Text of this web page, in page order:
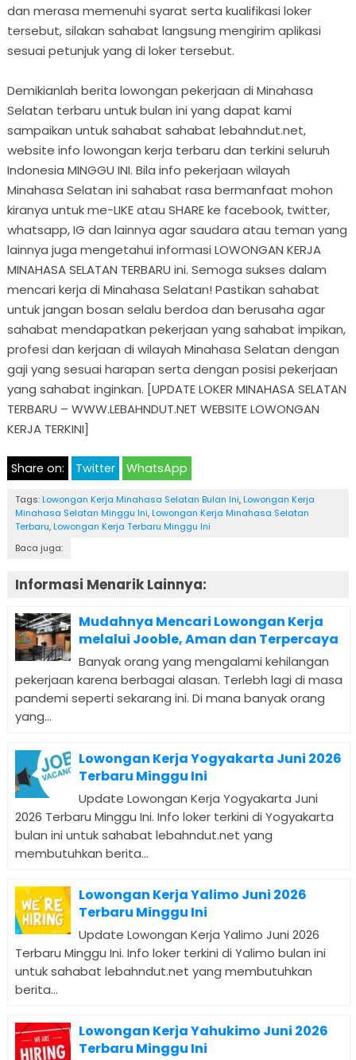
dan merasa memenuhi syarat serta kualifikasi loker
tersebut, silakan sahabat langsung mengirim aplikasi
sesuai petunjuk yang di loker tersebut.
Demikianlah berita lowongan pekerjaan di Minahasa
Selatan terbaru untuk bulan ini yang dapat kami
sampaikan untuk sahabat sahabat lebahndut.net,
website info lowongan kerja terbaru dan terkini seluruh
Indonesia MINGGU INI. Bila info pekerjaan wilayah
Minahasa Selatan ini sahabat rasa bermanfaat mohon
kiranya untuk me-LIKE atau SHARE ke facebook, twitter,
whatsapp, IG dan lainnya agar saudara atau teman yang
lainnya juga mengetahui informasi LOWONGAN KERJA
MINAHASA SELATAN TERBARU ini. Semoga sukses dalam
mencari kerja di Minahasa Selatan! Pastikan sahabat
untuk jangan bosan selalu berdoa dan berusaha agar
sahabat mendapatkan pekerjaan yang sahabat impikan,
profesi dan kerjaan di wilayah Minahasa Selatan dengan
gaji yang sesuai harapan serta dengan posisi pekerjaan
yang sahabat inginkan. [UPDATE LOKER MINAHASA SELATAN
TERBARU – WWW.LEBAHNDUT.NET WEBSITE LOWONGAN
KERJA TERKINI]
Share on: Twitter WhatsApp
Tags: Lowongan Kerja Minahasa Selatan Bulan Ini, Lowongan Kerja
Minahasa Selatan Minggu Ini, Lowongan Kerja Minahasa Selatan
Terbaru, Lowongan Kerja Terbaru Minggu Ini
Baca juga:
Informasi Menarik Lainnya:
Mudahnya Mencari Lowongan Kerja
melalui Jooble, Aman dan Terpercaya
Banyak orang yang mengalami kehilangan
pekerjaan karena berbagai alasan. Terlebh lagi di masa
pandemi seperti sekarang ini. Di mana banyak orang
yang...
Lowongan Kerja Yogyakarta Juni 2026
Terbaru Minggu Ini
Update Lowongan Kerja Yogyakarta Juni
2026 Terbaru Minggu Ini. Info loker terkini di Yogyakarta
bulan ini untuk sahabat lebahndut.net yang
membutuhkan berita...
Lowongan Kerja Yalimo Juni 2026
Terbaru Minggu Ini
Update Lowongan Kerja Yalimo Juni 2026
Terbaru Minggu Ini. Info loker terkini di Yalimo bulan ini
untuk sahabat lebahndut.net yang membutuhkan
berita...
Lowongan Kerja Yahukimo Juni 2026
Terbaru Minggu Ini